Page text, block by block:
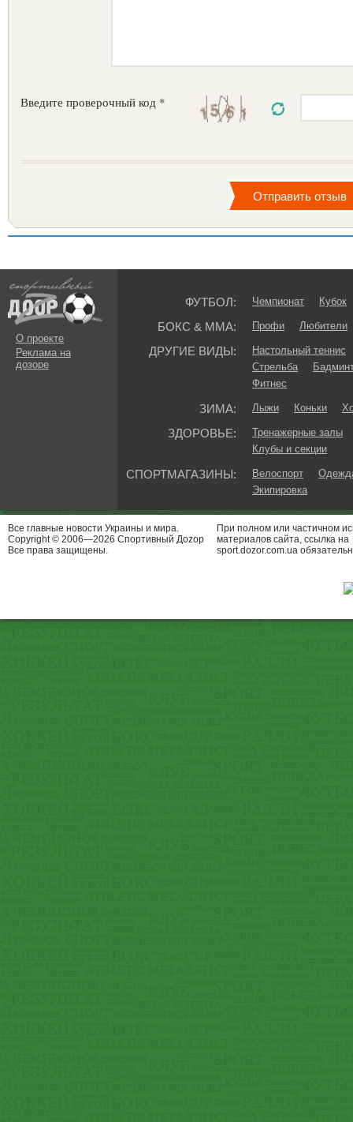
Введите проверочный код *
О проекте
Реклама на
дозоре
ФУТБОЛ: Чемпионат Кубок
БОКС & ММА: Профи Любители
ДРУГИЕ ВИДЫ:
Настольный теннис
Стрельба
Фитнес
ЗИМА: Лыжи Коньки
ЗДОРОВЬЕ:
Тренажерные залы
Клубы и секции
СПОРТМАГАЗИНЫ: Велоспорт
Экипировка
Все главные новости Украины и мира.
Copyright © 2006—2026 Спортивный Доzор
Все права защищены.
При полном или частичном
материалов сайта, ссылка на
sport.dozor.com.ua